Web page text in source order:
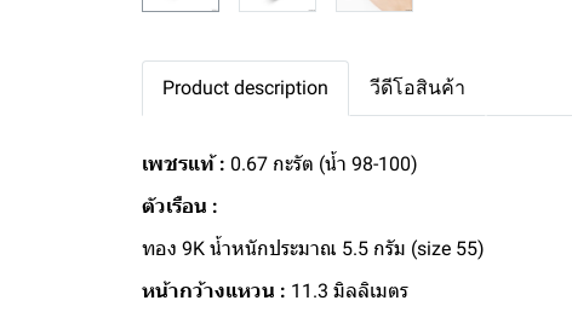
Product description วีดีโอสินค้า
เพชรแท้ : 0.67 กะรัต (น้ำ 98-100)
ตัวเรือน :
ทอง 9K น้ำหนักประมาณ 5.5 กรัม (size 55)
หน้ากว้างแหวน : 11.3 มิลลิเมตร